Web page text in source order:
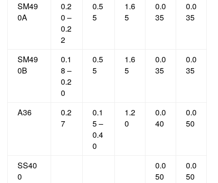
SM49
0A
0.2
0 –
0.2
2
0.5
5
1.6
5
0.0
35
0.0
35
SM49
0B
0.1
8 –
0.2
0
0.5
5
1.6
5
0.0
35
0.0
35
A36
0.2
7
0.1
5 –
0.4
0
1.2
0
0.0
40
0.0
50
SS40
0
0.0
50
0.0
50